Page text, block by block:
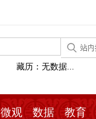
藏历：无数据...
微观 数据 教育